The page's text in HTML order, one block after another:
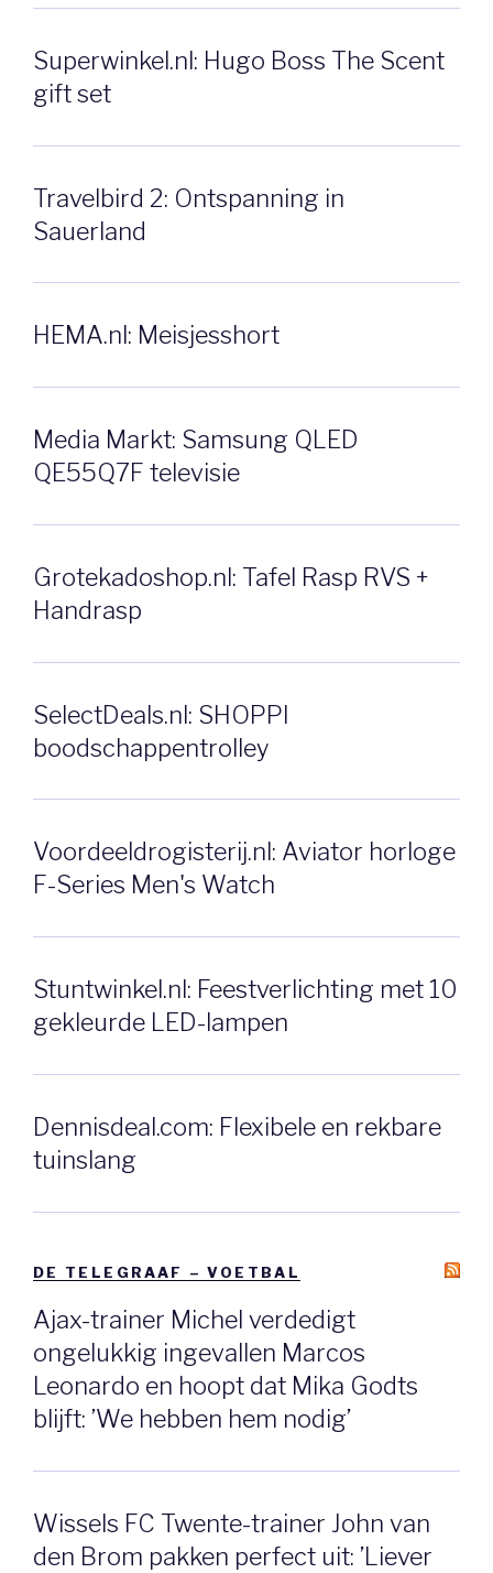
Superwinkel.nl: Hugo Boss The Scent
gift set
Travelbird 2: Ontspanning in
Sauerland
HEMA.nl: Meisjesshort
Media Markt: Samsung QLED
QE55Q7F televisie
Grotekadoshop.nl: Tafel Rasp RVS +
Handrasp
SelectDeals.nl: SHOPPI
boodschappentrolley
Voordeeldrogisterij.nl: Aviator horloge
F-Series Men's Watch
Stuntwinkel.nl: Feestverlichting met 10
gekleurde LED-lampen
Dennisdeal.com: Flexibele en rekbare
tuinslang
DE TELEGRAAF – VOETBAL
Ajax-trainer Michel verdedigt
ongelukkig ingevallen Marcos
Leonardo en hoopt dat Mika Godts
blijft: ’We hebben hem nodig’
Wissels FC Twente-trainer John van
den Brom pakken perfect uit: ’Liever